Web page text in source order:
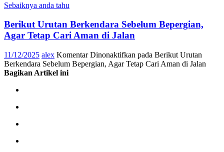
Sebaiknya anda tahu
Berikut Urutan Berkendara Sebelum Bepergian,
Agar Tetap Cari Aman di Jalan
11/12/2025 alex Komentar Dinonaktifkan pada Berikut Urutan
Berkendara Sebelum Bepergian, Agar Tetap Cari Aman di Jalan
Bagikan Artikel ini